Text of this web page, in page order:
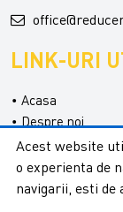
LINK-URI
Acasa
Despre noi
Categorii
Contact
Formular retur
Acest website
o experienta de
navigarii, esti de